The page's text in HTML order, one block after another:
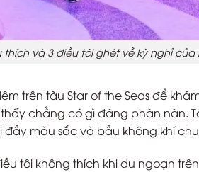
thích và 3 điều tôi ghét về kỳ nghỉ
trên tàu Star of the Seas để
chẳng có gì đáng phàn nàn.
đầy màu sắc và bầu không khí
tôi không thích khi du ngoạn